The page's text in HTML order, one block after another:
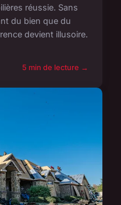
réussie. Sans
du bien que du
devient illusoire.
5 min de lecture →